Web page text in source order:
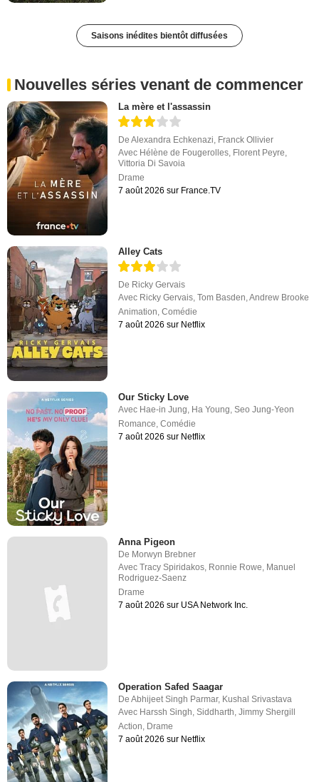
Saisons inédites bientôt diffusées
Nouvelles séries venant de commencer
La mère et l'assassin
DeAlexandra Echkenazi, Franck Ollivier
Avec Hélène de Fougerolles, Florent Peyre,
Vittoria Di Savoia
Drame
7 août 2026 sur France.TV
Alley Cats
De Ricky Gervais
Avec Ricky Gervais,Tom Basden,Andrew Brooke
Animation,Comédie
7 août 2026 sur Netflix
Our Sticky Love
Avec Hae-in Jung Ha Young ,Seo Jung-Yeon
Romance ,Comédie
7 août 2026 sur Netflix
Anna Pigeon
De Morwyn Brebner
AvecTracy Spiridakos, Ronnie Rowe, Manuel
Rodriguez-Saenz
Drame
7 août 2026 sur USA Network Inc.
Operation Safed Saagar
DeAbhijeet Singh Parmar, Kushal Srivastava
Avec Harssh Singh,Siddharth,Jimmy Shergill
Action, Drame
7 août 2026 sur Netflix